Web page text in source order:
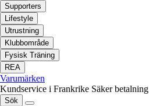
Supporters
Lifestyle
Utrustning
Klubbområde
Fysisk Träning
REA
Varumärken
Kundservice i Frankrike Säker betalning
Sök